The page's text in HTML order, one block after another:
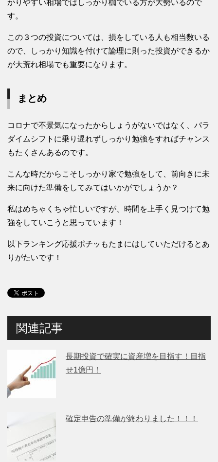
かりやすい相場ではしっかり枷でいる方が大勢いるので
す。
この３つの投資については、損をしている人も相当数いる
ので、しっかり知識を付けて論理に則った投資ができるか
が大荒れ相場でも重要になります。
まとめ
コロナで不景気になったからしょうがないではなく、パラ
ダイムシフトに乗り遅れずしっかり勉強をすればチャンス
もたくさんあるのです。
こんな時だからこそしっかり家で勉強をして、前向きに未
来に向けた準備をしてみてはいかがでしょうか？
私はめちゃくちゃ忙しいですが、時間を上手く見つけて勉
強をしていこうと思っています！
以下ランキング応援ポチッもたまにはしていただけるとあ
りがたいです！
関連記事
長期投資で確実に資産増を目指す！目指
せ1億円！
確定申告の準備が終わりました！！！